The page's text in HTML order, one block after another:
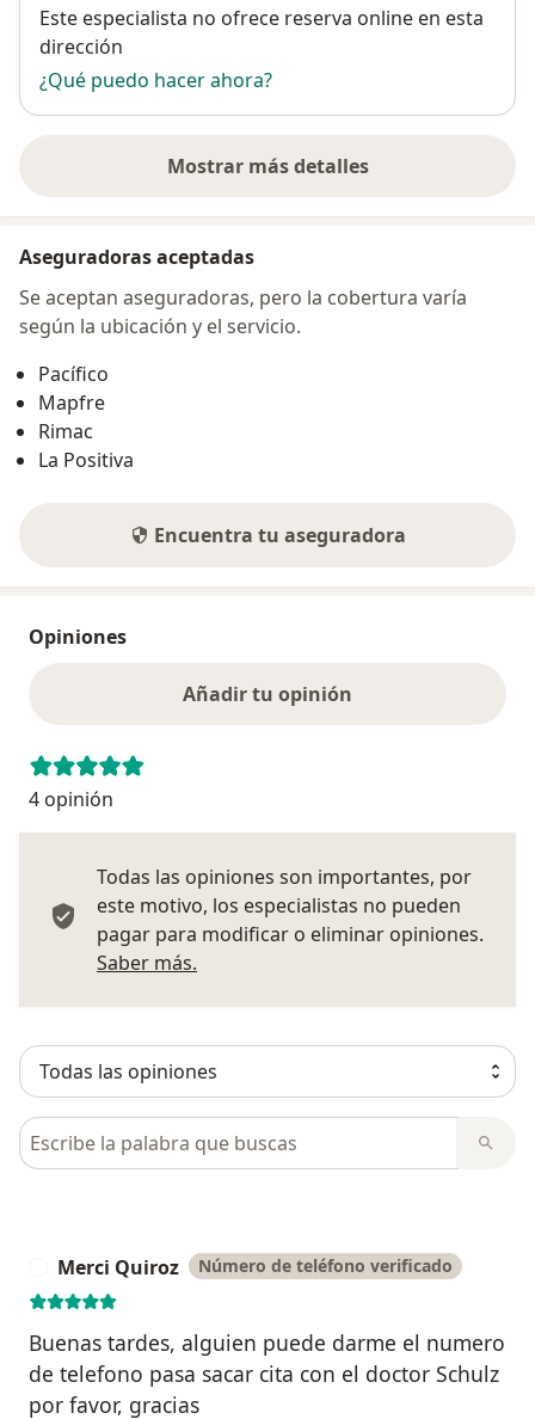
Disponibilidad
Este especialista no ofrece reserva online en esta
dirección
¿Qué puedo hacer ahora?
Mostrar más detalles
sobre la dirección
Aseguradoras aceptadas
Se aceptan aseguradoras, pero la cobertura varía
según la ubicación y el servicio.
Pacífico
Mapfre
Rimac
La Positiva
Encuentra tu aseguradora
Opiniones
Añadir tu opinión
4 opinión
Todas las opiniones son importantes, por
este motivo, los especialistas no pueden
pagar para modificar o eliminar opiniones.
Saber más.
Busca en opiniones
Merci Quiroz Número de teléfono verificado
Buenas tardes, alguien puede darme el numero
de telefono pasa sacar cita con el doctor Schulz
por favor, gracias